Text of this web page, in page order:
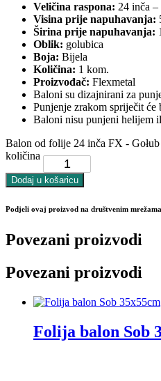
Veličina raspona: 24 inča
Visina prije napuhavanja:
Širina prije napuhavanja:
Oblik: golubica
Boja: Bijela
Količina: 1 kom.
Proizvođač: Flexmetal
Baloni su dizajnirani za
Punjenje zrakom spriječit će
Baloni nisu punjeni helijem
Balon od folije 24 inča FX -
količina
Dodaj u košaricu
Podjeli ovaj proizvod na društvenim mrežama
Povezani proizvodi
Povezani proizvodi
Folija balon Sob